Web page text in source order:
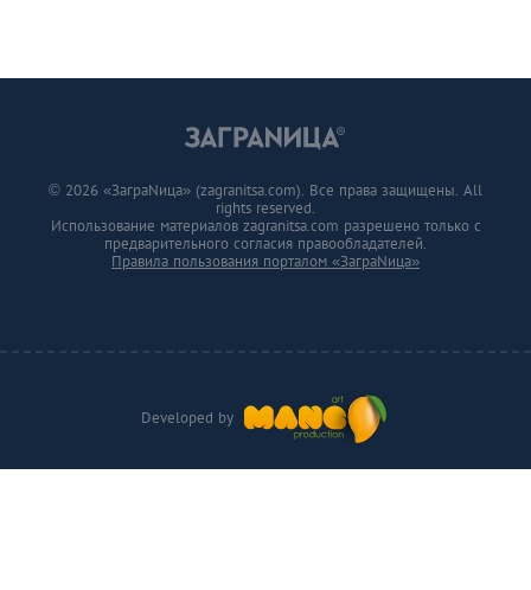
Developed by
© 2026 «ЗаграNица» (zagranitsa.com). Все права защищены. All
rights reserved.
Использование материалов zagranitsa.com разрешено только с
предварительного согласия правообладателей.
Правила пользования порталом «ЗаграNица»